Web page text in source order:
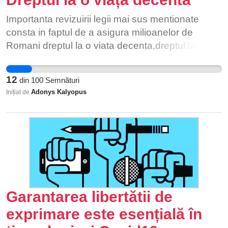
Importanta revizuirii legii mai sus mentionate
consta in faptul de a asigura milioanelor de
Romani dreptul la o viata decenta,dreptul la o
umana,antr-un cuvant:"Dreptul de a fi OM".
12 din 100 Semnături
Inițiat de Adonys Kalyopus
Garantarea libertătii de
exprimare este esențială în